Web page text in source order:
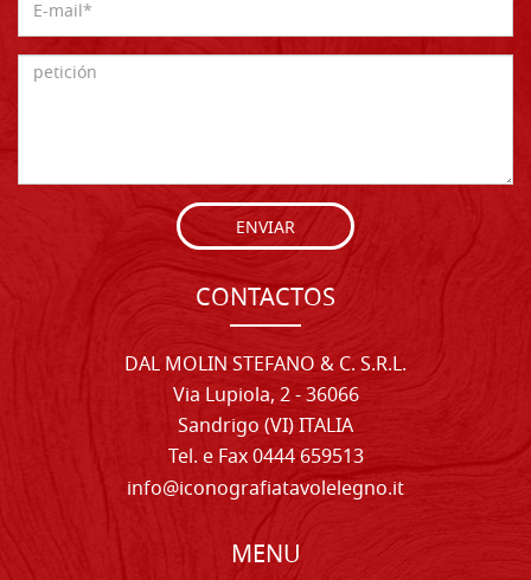
ENVIAR
CONTACTOS
DAL MOLIN STEFANO & C. S.R.L.
Via Lupiola, 2 - 36066
Sandrigo (VI) ITALIA
Tel. e Fax 0444 659513
info@iconografiatavolelegno.it
MENU